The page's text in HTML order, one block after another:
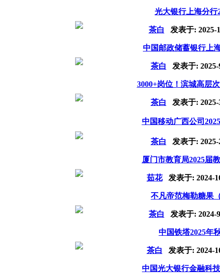
光大银行上海分行
茶白 发表于: 2025-
中国邮政储蓄银行上
茶白 发表于: 2025-
3000+岗位！滨城高层
茶白 发表于: 2025-
中国移动广西公司
茶白 发表于: 2025-
厦门市教育局2025届
茹花发表于: 2024-
不凡帝范梅勒糖果
茶白 发表于: 2024-
中国铁塔2025年
茶白 发表于: 2024-
中国光大银行金融科